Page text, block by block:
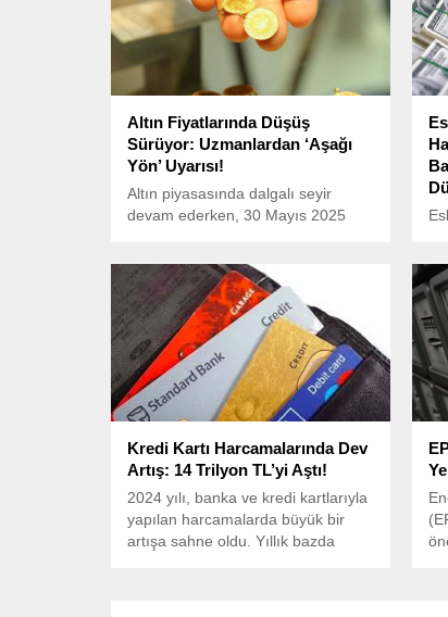
Altın Fiyatlarında Düşüş
Sürüyor: Uzmanlardan ‘Aşağı
Yön’ Uyarısı!
Altın piyasasında dalgalı seyir
devam ederken, 30 Mayıs 2025
Kredi Kartı Harcamalarında Dev
Artış: 14 Trilyon TL’yi Aştı!
2024 yılı, banka ve kredi kartlarıyla
yapılan harcamalarda büyük bir
artışa sahne oldu. Yıllık bazda